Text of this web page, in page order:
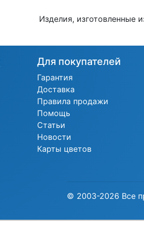
Изделия, изготовленные
Для покупателей
Гарантия
Доставка
Правила продажи
Помощь
Статьи
Новости
Карты цветов
© 2003-2026 Все